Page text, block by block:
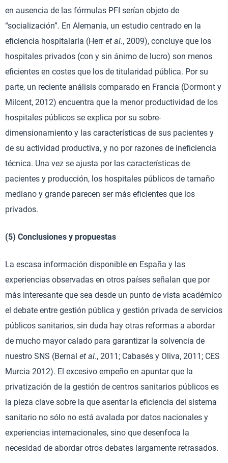
en ausencia de las fórmulas PFI serían objeto de
“socialización”. En Alemania, un estudio centrado en la
eficiencia hospitalaria (Herret al., 2009), concluye que los
hospitales privados (con y sin ánimo de lucro) son menos
eficientes en costes que los de titularidad pública. Por su
parte, un reciente análisis comparado en Francia (Dormont y
Milcent, 2012) encuentra que la menor productividad de los
hospitales públicos se explica por su sobre-
dimensionamiento y las características de sus pacientes y
de su actividad productiva, y no por razones de ineficiencia
técnica. Una vez se ajusta por las características de
pacientes y producción, los hospitales públicos de tamaño
mediano y grande parecen ser más eficientes que los
privados.
(5) Conclusiones y propuestas
La escasa información disponible en España y las
experiencias observadas en otros países señalan que por
más interesante que sea desde un punto de vista académico
el debate entre gestión pública y gestión privada de servicios
públicos sanitarios, sin duda hay otras reformas a abordar
de mucho mayor calado para garantizar la solvencia de
nuestro SNS (Bernal et al., 2011; Cabasés y Oliva, 2011; CES
Murcia 2012). El excesivo empeño en apuntar que la
privatización de la gestión de centros sanitarios públicos es
la pieza clave sobre la que asentar la eficiencia del sistema
sanitario no sólo no está avalada por datos nacionales y
experiencias internacionales, sino que desenfoca la
necesidad de abordar otros debates largamente retrasados.